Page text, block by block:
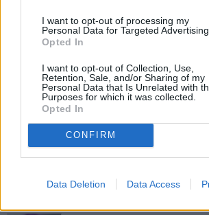
I want to opt-out of processing my
Personal Data for Targeted Advertising.
Opted In
I want to opt-out of Collection, Use,
Retention, Sale, and/or Sharing of my
Personal Data that Is Unrelated with
Purposes for which it was collected.
Opted In
CONFIRM
Data Deletion Data Access
Italienischer Amarettokuchen
Nusskuchen mit Obers
Leicht
Flaumiger Zitronenkuchen